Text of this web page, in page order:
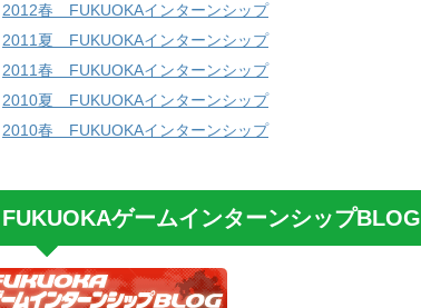
2012春 FUKUOKAインターンシップ
2011夏 FUKUOKAインターンシップ
2011春 FUKUOKAインターンシップ
2010夏 FUKUOKAインターンシップ
2010春 FUKUOKAインターンシップ
FUKUOKAゲームインターンシップBLOG